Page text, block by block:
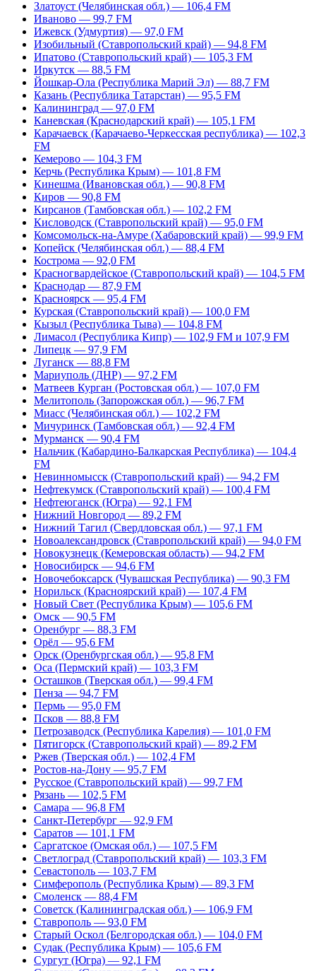
Златоуст (Челябинская обл.) — 106,4 FM
Иваново — 99,7 FM
Ижевск (Удмуртия) — 97,0 FM
Изобильный (Ставропольский край) — 94,8 FM
Ипатово (Ставропольский край) — 105,3 FM
Иркутск — 88,5 FM
Йошкар-Ола (Республика Марий Эл) — 88,7 FM
Казань (Республика Татарстан) — 95,5 FM
Калининград — 97,0 FM
Каневская (Краснодарский край) — 105,1 FM
Карачаевск (Карачаево-Черкесская республика) — 102,3
FM
Кемерово — 104,3 FM
Керчь (Республика Крым) — 101,8 FM
Кинешма (Ивановская обл.) — 90,8 FM
Киров — 90,8 FM
Кирсанов (Тамбовская обл.) — 102,2 FM
Кисловодск (Ставропольский край) — 95,0 FM
Комсомольск-на-Амуре (Хабаровский край) — 99,9 FM
Копейск (Челябинская обл.) — 88,4 FM
Кострома — 92,0 FM
Красногвардейское (Ставропольский край) — 104,5 FM
Краснодар — 87,9 FM
Красноярск — 95,4 FM
Курская (Ставропольский край) — 100,0 FM
Кызыл (Республика Тыва) — 104,8 FM
Лимасол (Республика Кипр) — 102,9 FM и 107,9 FM
Липецк — 97,9 FM
Луганск — 88,8 FM
Мариуполь (ДНР) — 97,2 FM
Матвеев Курган (Ростовская обл.) — 107,0 FM
Мелитополь (Запорожская обл.) — 96,7 FM
Миасс (Челябинская обл.) — 102,2 FM
Мичуринск (Тамбовская обл.) — 92,4 FM
Мурманск — 90,4 FM
Нальчик (Кабардино-Балкарская Республика) — 104,4
FM
Невинномысск (Ставропольский край) — 94,2 FM
Нефтекумск (Ставропольский край) — 100,4 FM
Нефтеюганск (Югра) — 92,1 FM
Нижний Новгород — 89,2 FM
Нижний Тагил (Свердловская обл.) — 97,1 FM
Новоалександровск (Ставропольский край) — 94,0 FM
Новокузнецк (Кемеровская область) — 94,2 FM
Новосибирск — 94,6 FM
Новочебоксарск (Чувашская Республика) — 90,3 FM
Норильск (Красноярский край) — 107,4 FM
Новый Свет (Республика Крым) — 105,6 FM
Омск — 90,5 FM
Оренбург — 88,3 FM
Орёл — 95,6 FM
Орск (Оренбургская обл.) — 95,8 FM
Оса (Пермский край) — 103,3 FM
Осташков (Тверская обл.) — 99,4 FM
Пенза — 94,7 FM
Пермь — 95,0 FM
Псков — 88,8 FM
Петрозаводск (Республика Карелия) — 101,0 FM
Пятигорск (Ставропольский край) — 89,2 FM
Ржев (Тверская обл.) — 102,4 FM
Ростов-на-Дону — 95,7 FM
Русское (Ставропольский край) — 99,7 FM
Рязань — 102,5 FM
Самара — 96,8 FM
Санкт-Петербург — 92,9 FM
Саратов — 101,1 FM
Саргатское (Омская обл.) — 107,5 FM
Светлоград (Ставропольский край) — 103,3 FM
Севастополь — 103,7 FM
Симферополь (Республика Крым) — 89,3 FM
Смоленск — 88,4 FM
Советск (Калининградская обл.) — 106,9 FM
Ставрополь — 93,0 FM
Старый Оскол (Белгородская обл.) — 104,0 FM
Судак (Республика Крым) — 105,6 FM
Сургут (Югра) — 92,1 FM